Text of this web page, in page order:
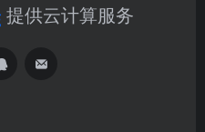
提供云计算服务